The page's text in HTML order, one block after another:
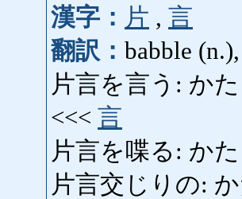
漢字： 片 , 言
翻訳： babble
片言を言う: か
<<< 言
片言を喋る: か
片言交じりの: